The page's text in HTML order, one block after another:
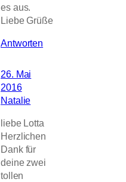
es aus.
Liebe Grüße
Antworten
26. Mai
2016
Natalie
liebe Lotta
Herzlichen
Dank für
deine zwei
tollen